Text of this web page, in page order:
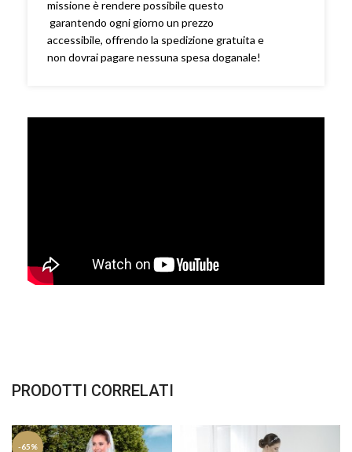
missione è rendere possibile questo
garantendo ogni giorno un prezzo
accessibile, offrendo la spedizione gratuita e
non dovrai pagare nessuna spesa doganale!
PRODOTTI CORRELATI
-65%